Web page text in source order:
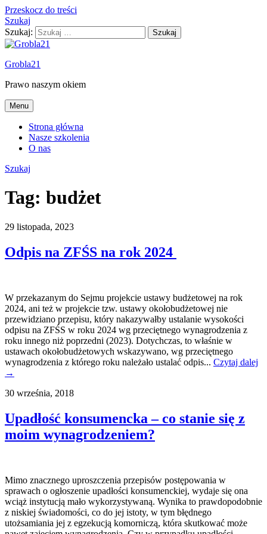
Przeskocz do treści
Szukaj
Szukaj:
Grobla21
Prawo naszym okiem
Menu
Strona główna
Nasze szkolenia
O nas
Szukaj
Tag: budżet
29 listopada, 2023
Odpis na ZFŚS na rok 2024
W przekazanym do Sejmu projekcie ustawy budżetowej na rok
2024, ani też w projekcie tzw. ustawy okołobudżetowej nie
przewidziano przepisu, który nakazywałby ustalanie wysokości
odpisu na ZFŚS w roku 2024 wg przeciętnego wynagrodzenia z
roku innego niż poprzedni (2023). Dotychczas, to właśnie w
ustawach okołobudżetowych wskazywano, wg przeciętnego
wynagrodzenia z którego roku należało ustalać odpis... Czytaj dalej
→
30 września, 2018
Upadłość konsumencka – co stanie się z
moim wynagrodzeniem?
Mimo znacznego uproszczenia przepisów postępowania w
sprawach o ogłoszenie upadłości konsumenckiej, wydaje się ona
wciąż instytucją mało wykorzystywaną. Wynika to prawdopodobnie
z niskiej świadomości, co do jej istoty, w tym błędnego
utożsamiania jej z egzekucją komorniczą, która skutkować może